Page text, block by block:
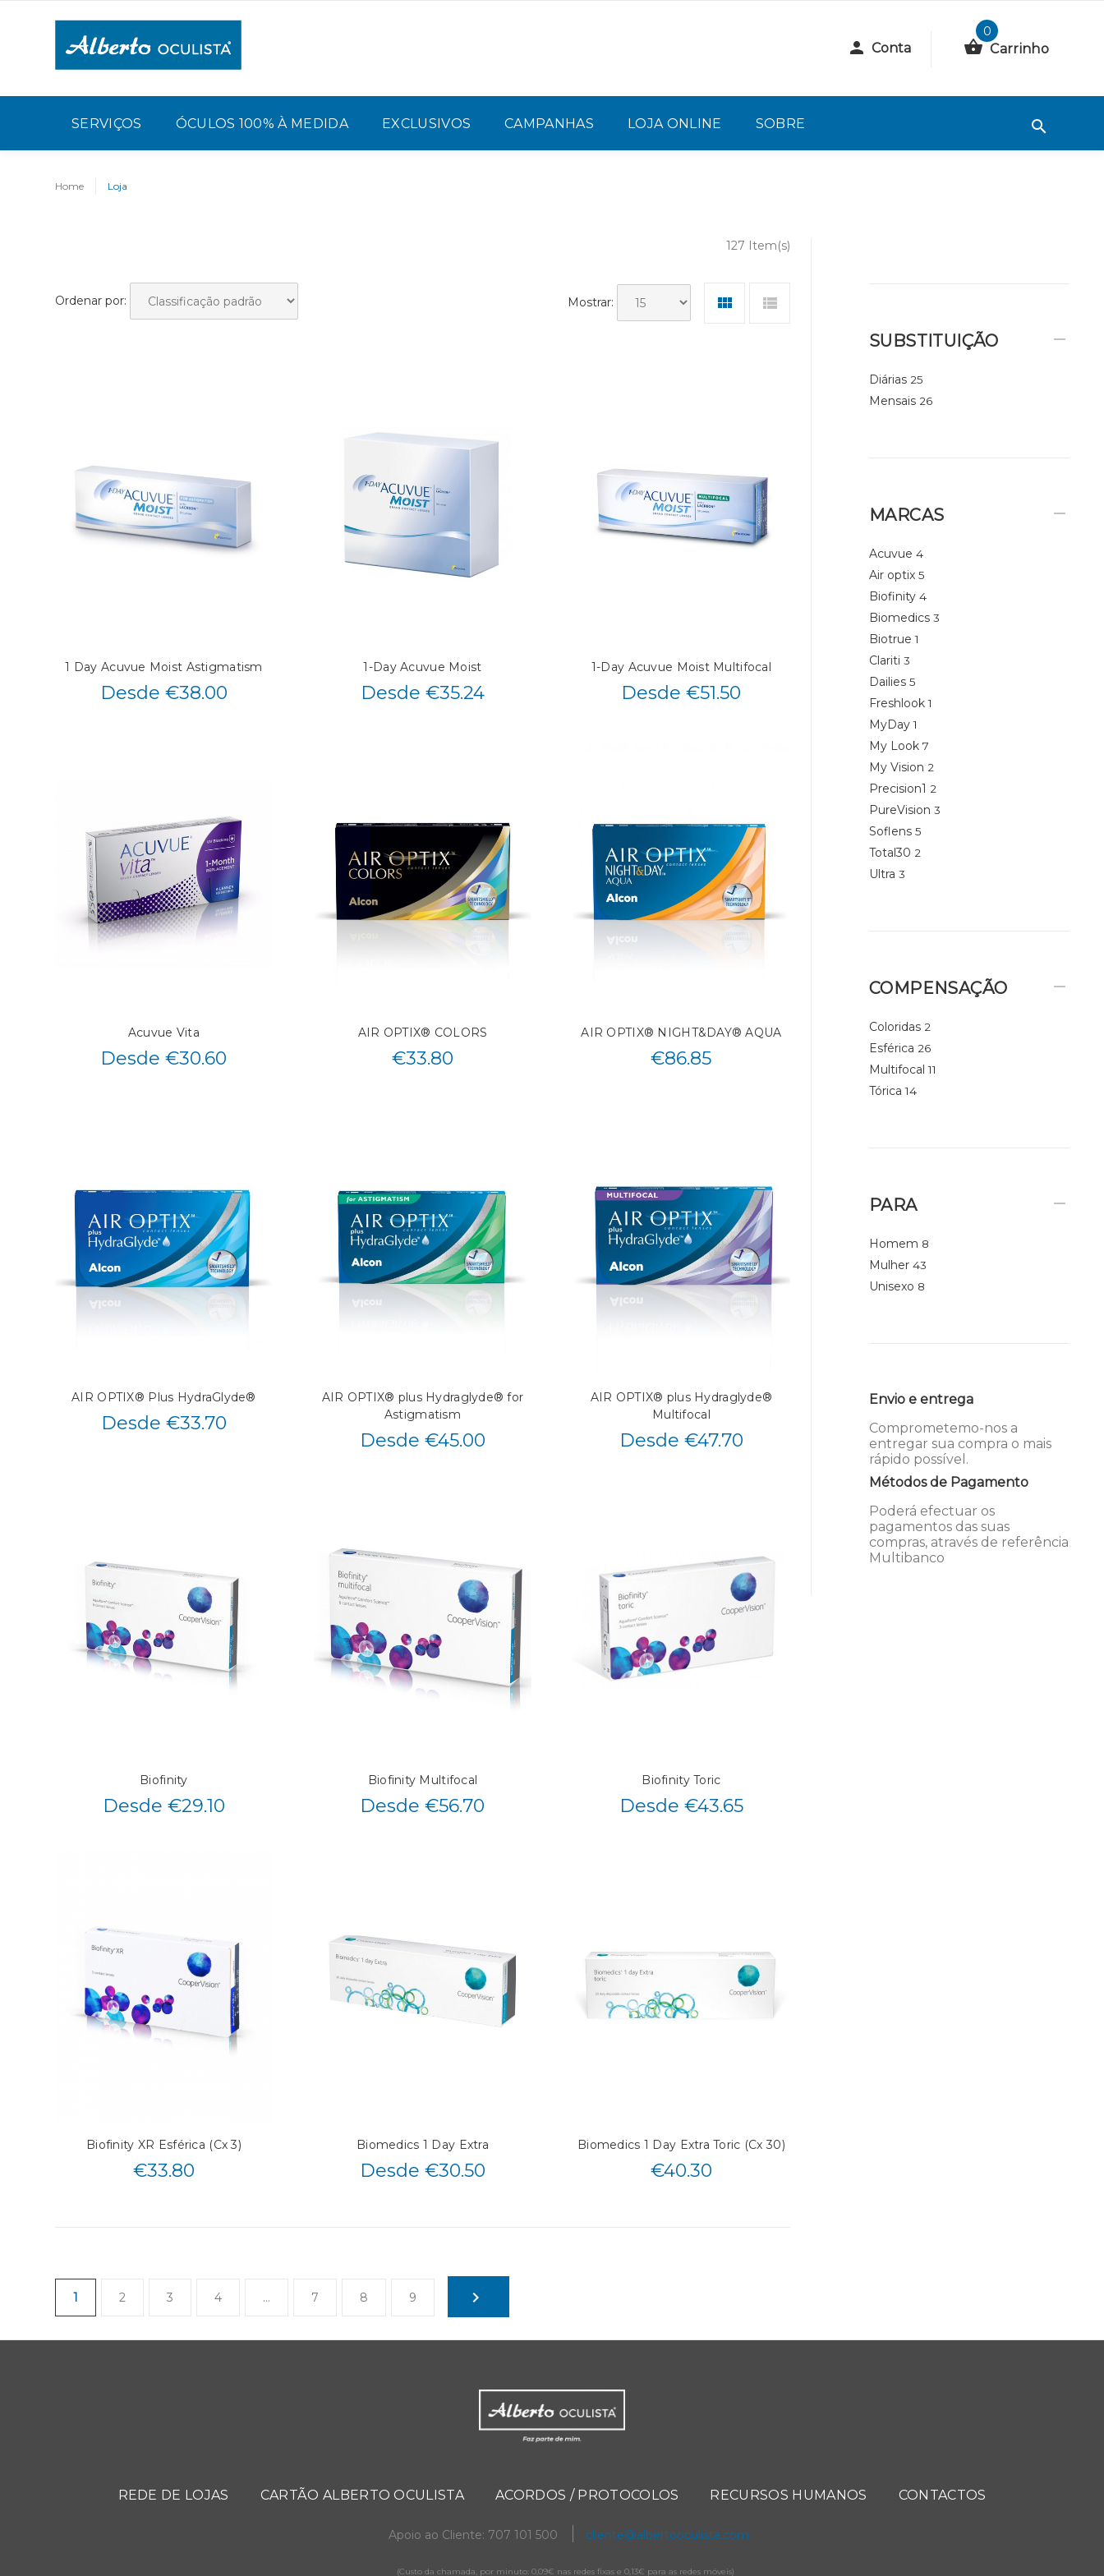
Conta
0
Carrinho
SERVIÇOS ÓCULOS 100% À MEDIDA EXCLUSIVOS CAMPANHAS LOJA ONLINE SOBRE
Home Loja
127 Item(s)
Ordenar por: Mostrar:
1 Day Acuvue Moist Astigmatism
Desde €38.00
1-Day Acuvue Moist
Desde €35.24
1-Day Acuvue Moist Multifocal
Desde €51.50
Acuvue Vita
Desde €30.60
AIR OPTIX® COLORS
€33.80
AIR OPTIX® NIGHT&DAY® AQUA
€86.85
AIR OPTIX® Plus HydraGlyde®
Desde €33.70
AIR OPTIX® plus Hydraglyde® for
Astigmatism
Desde €45.00
AIR OPTIX® plus Hydraglyde®
Multifocal
Desde €47.70
Biofinity
Desde €29.10
Biofinity Multifocal
Desde €56.70
Biofinity Toric
Desde €43.65
Biofinity XR Esférica (Cx 3)
€33.80
Biomedics 1 Day Extra
Desde €30.50
Biomedics 1 Day Extra Toric (Cx 30)
€40.30
1 2 3 4 … 7 8 9
SUBSTITUIÇÃO
Diárias 25
Mensais 26
MARCAS
Acuvue 4
Air optix 5
Biofinity 4
Biomedics 3
Biotrue 1
Clariti 3
Dailies 5
Freshlook 1
MyDay 1
My Look 7
My Vision 2
Precision1 2
PureVision 3
Soflens 5
Total30 2
Ultra 3
COMPENSAÇÃO
Coloridas 2
Esférica 26
Multifocal 11
Tórica 14
PARA
Homem 8
Mulher 43
Unisexo 8
Envio e entrega
Comprometemo-nos a
entregar sua compra o mais
rápido possível.
Métodos de Pagamento
Poderá efectuar os
pagamentos das suas
compras, através de referência
Multibanco
REDE DE LOJAS CARTÃO ALBERTO OCULISTA ACORDOS / PROTOCOLOS RECURSOS HUMANOS CONTACTOS
Apoio ao Cliente: 707 101 500 cliente@albertooculista.com
(Custo da chamada, por minuto: 0,09€ nas redes fixas e 0,13€ para as redes móveis)